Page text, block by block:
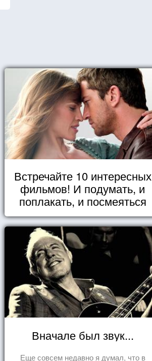
Встречайте 10 интересных
фильмов! И подумать, и
поплакать, и посмеяться
Вначале был звук...
Еще совсем недавно я думал, что в